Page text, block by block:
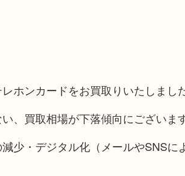
ホンカードをお買取りいたしました
、買取相場が下落傾向にございます
少・デジタル化（メールやSNSに